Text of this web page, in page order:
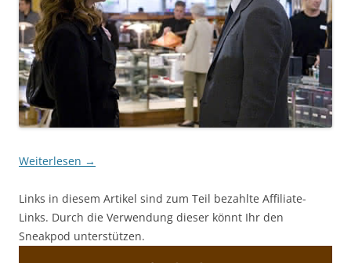
Weiterlesen →
Links in diesem Artikel sind zum Teil bezahlte Affiliate-
Links. Durch die Verwendung dieser könnt Ihr den
Sneakpod unterstützen.